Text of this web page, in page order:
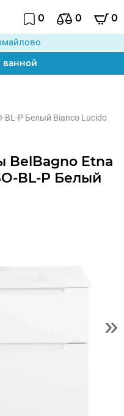
0 0 0
ванной
BL-P Белый Bianco Lucido
BelBagno Etna
BL-P Белый
»